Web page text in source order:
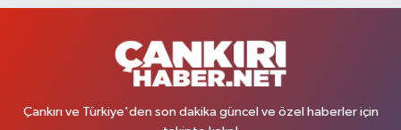
Çankırı ve Türkiye'den son dakika güncel ve özel haberler için